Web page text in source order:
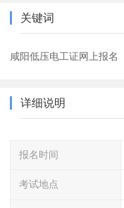
关键词
咸阳低压电工证网上报名
详细说明
报名时间
考试地点